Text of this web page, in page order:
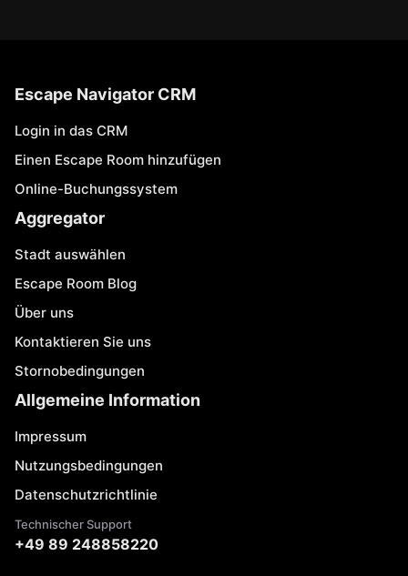
Escape Navigator CRM
Login in das CRM
Einen Escape Room hinzufügen
Online-Buchungssystem
Aggregator
Stadt auswählen
Escape Room Blog
Über uns
Kontaktieren Sie uns
Stornobedingungen
Allgemeine Information
Impressum
Nutzungsbedingungen
Datenschutzrichtlinie
Technischer Support
+49 89 248858220